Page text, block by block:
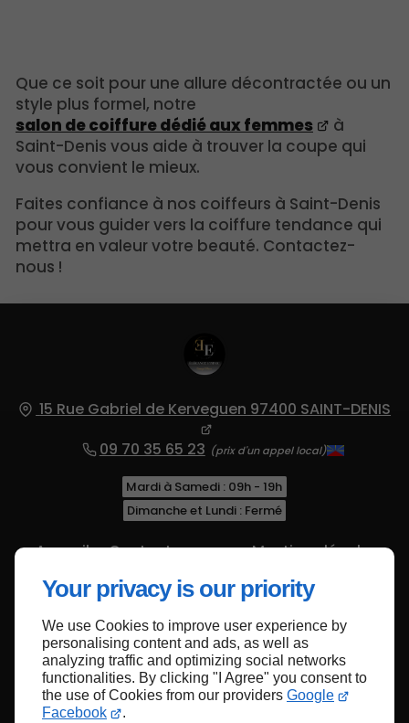
Your privacy is our priority
We use Cookies to improve user experience by
personalising content and ads, as well as
analyzing traffic and optimizing social networks
functionalities. By clicking "I Agree" you consent to
the use of Cookies from our providers Google
Facebook
.
Que ce soit pour une allure décontractée ou un
style plus formel, notre
salon de coiffure dédié aux femmes
à
Saint-Denis vous aide à trouver la coupe qui
vous convient le mieux.
Faites confiance à nos coiffeurs à Saint-Denis
pour vous guider vers la coiffure tendance qui
mettra en valeur votre beauté. Contactez-
nous !
15 Rue Gabriel de Kerveguen 97400 SAINT-DENIS
09 70 35 65 23
Mardi à Samedi : 09h - 19h
Dimanche et Lundi : Fermé
Accueil Contactez-nous
Mentions légales
Plan du site
Haut de page